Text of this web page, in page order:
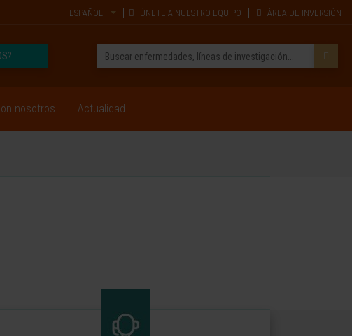
ESPAÑOL ÚNETE A NUESTRO EQUIPO ÁREA DE INVERSIÓN
nosotros Actualidad